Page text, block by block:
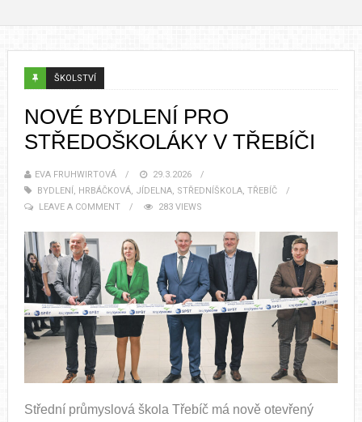
ŠKOLSTVÍ
NOVÉ BYDLENÍ PRO
STŘEDOŠKOLÁKY V TŘEBÍČI
EVA FRUHWIRTOVÁ
29.3.2026
BYDLENÍ , HRBÁČKOVÁ, JÍDELNA, STŘEDNÍŠKOLA, TŘEBÍČ
LEAVE A COMMENT
283 VIEWS
Střední průmyslová škola Třebíč má nově otevřený